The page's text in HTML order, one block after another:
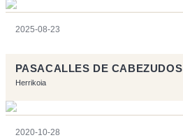
2025-08-23
PASACALLES DE CABEZUDOS
Herrikoia
2020-10-28